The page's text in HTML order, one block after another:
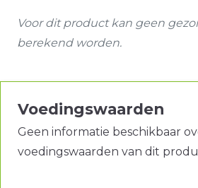
Voor dit product kan geen
berekend worden.
Voedingswaarden
Geen informatie beschikbaar
voedingswaarden van dit